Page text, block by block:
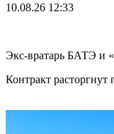
10.08.26 12:33
Экс-вратарь БАТЭ и
Контракт